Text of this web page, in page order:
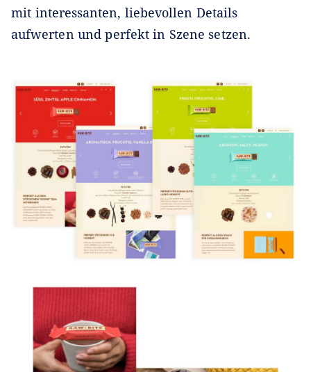
mit interessanten, liebevollen Details
aufwerten und perfekt in Szene setzen.